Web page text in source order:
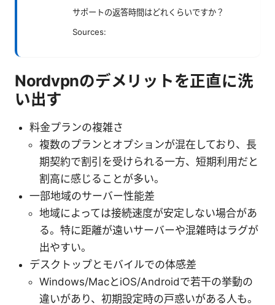
サポートの返答時間はどれくらいですか？
Sources:
Nordvpnのデメリットを正直に洗
い出す
料金プランの複雑さ
複数のプランとオプションが混在しており、長
期契約で割引を受けられる一方、短期利用だと
割高に感じることが多い。
一部地域のサーバー性能差
地域によっては接続速度が安定しない場合があ
る。特に距離が遠いサーバーや混雑時はラグが
出やすい。
デスクトップとモバイルでの体感差
Windows/MacとiOS/Androidで若干の挙動の
違いがあり、初期設定時の戸惑いがある人も。